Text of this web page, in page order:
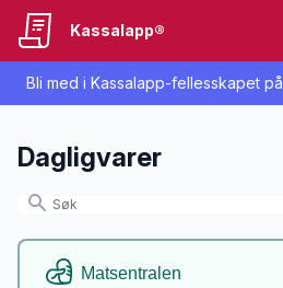
Bli med i Kassalapp-fellesskapet på
Kassalapp®
Dagligvarer